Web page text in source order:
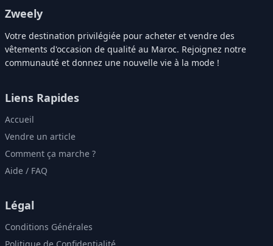
Zweely
Votre destination privilégiée pour acheter et vendre des
vêtements d'occasion de qualité au Maroc. Rejoignez notre
communauté et donnez une nouvelle vie à la mode !
Liens Rapides
Accueil
Vendre un article
Comment ça marche ?
Aide / FAQ
Légal
Conditions Générales